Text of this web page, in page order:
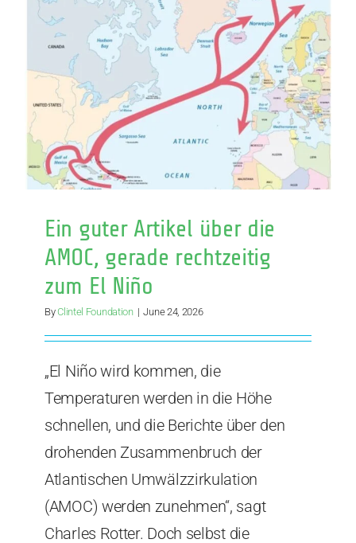
justo
a
tiempo
para
El
Niño
Ein guter Artikel über die
AMOC, gerade rechtzeitig
zum El Niño
ByClintel Foundation | June 24, 2026
„El Niño wird kommen, die
Temperaturen werden in die Höhe
schnellen, und die Berichte über den
drohenden Zusammenbruch der
Atlantischen Umwälzzirkulation
(AMOC) werden zunehmen“, sagt
Charles Rotter. Doch selbst die